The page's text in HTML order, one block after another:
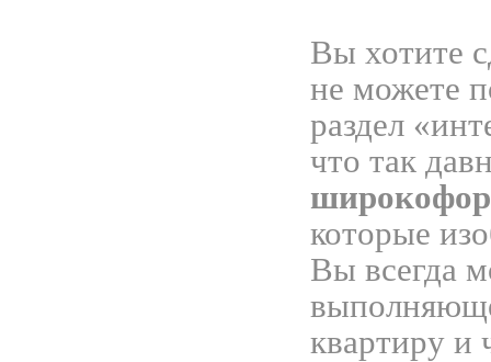
Вы хотите
не можете
раздел
что так
которые
Вы всегда
квартиру и